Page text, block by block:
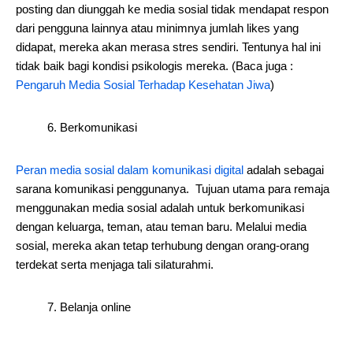
posting dan diunggah ke media sosial tidak mendapat respon
dari pengguna lainnya atau minimnya jumlah likes yang
didapat, mereka akan merasa stres sendiri. Tentunya hal ini
tidak baik bagi kondisi psikologis mereka. (Baca juga :
Pengaruh Media Sosial Terhadap Kesehatan Jiwa)
6. Berkomunikasi
Peran media sosial dalam komunikasi digital adalah sebagai
sarana komunikasi penggunanya. Tujuan utama para remaja
menggunakan media sosial adalah untuk berkomunikasi
dengan keluarga, teman, atau teman baru. Melalui media
sosial, mereka akan tetap terhubung dengan orang-orang
terdekat serta menjaga tali silaturahmi.
7. Belanja online